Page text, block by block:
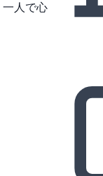
一人で心